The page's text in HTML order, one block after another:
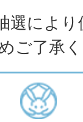
選によ
ご了承